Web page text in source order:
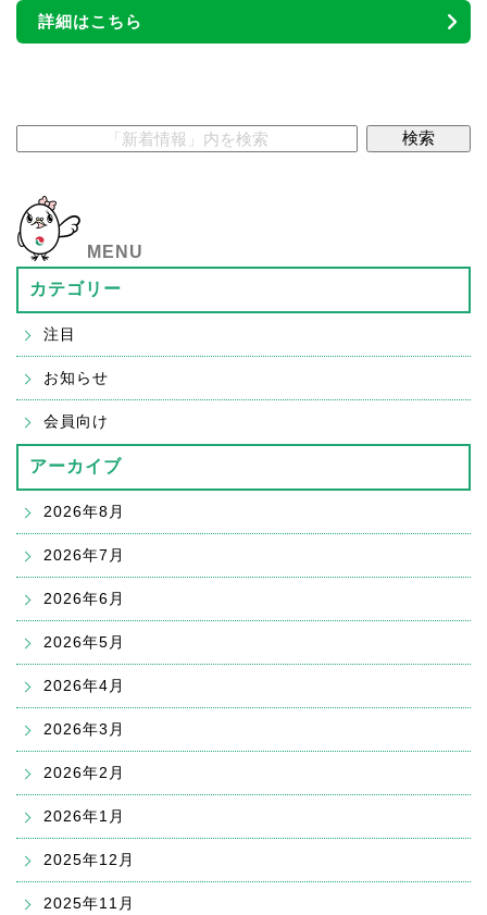
詳細はこちら
MENU
カテゴリー
注目
お知らせ
会員向け
アーカイブ
2026年8月
2026年7月
2026年6月
2026年5月
2026年4月
2026年3月
2026年2月
2026年1月
2025年12月
2025年11月